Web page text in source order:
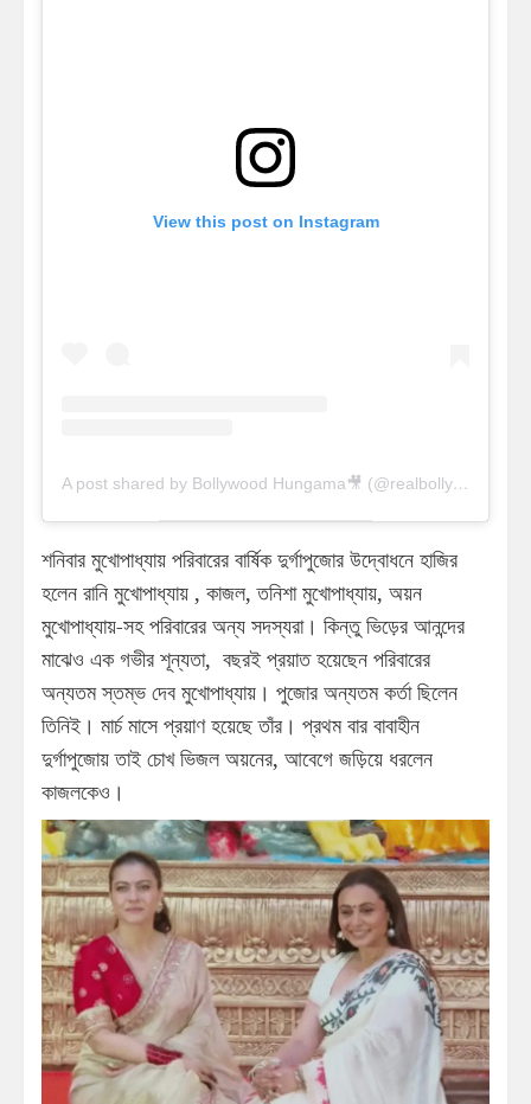
View this post on Instagram
A post shared by Bollywood Hungama🎥 (@realbollywoodhungama)
শনিবার মুখোপাধ্যায় পরিবারের বার্ষিক দুর্গাপুজোর উদ্বোধনে হাজির
হলেন রানি মুখোপাধ্যায় , কাজল, তনিশা মুখোপাধ্যায়, অয়ন
মুখোপাধ্যায়-সহ পরিবারের অন্য সদস্যরা। কিন্তু ভিড়ের আনন্দের
মাঝেও এক গভীর শূন্যতা, বছরই প্রয়াত হয়েছেন পরিবারের
অন্যতম স্তম্ভ দেব মুখোপাধ্যায়। পুজোর অন্যতম কর্তা ছিলেন
তিনিই। মার্চ মাসে প্রয়াণ হয়েছে তাঁর। প্রথম বার বাবাহীন
দুর্গাপুজোয় তাই চোখ ভিজল অয়নের, আবেগে জড়িয়ে ধরলেন
কাজলকেও।